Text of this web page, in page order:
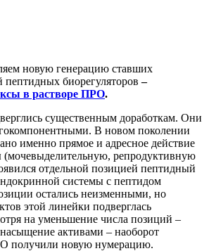
новую генерацию ставших
пептидных биорегуляторов –
в растворе ПРО.
существенным доработкам. Они
В новом поколении
именно прямое и адресное действие
(мочевыделительную, репродуктивную
отдельной позицией пептидный
системы с пептидом
остались неизменными, но
этой линейки подверглась
на уменьшение числа позиций –
активами – наоборот
получили новую нумерацию.